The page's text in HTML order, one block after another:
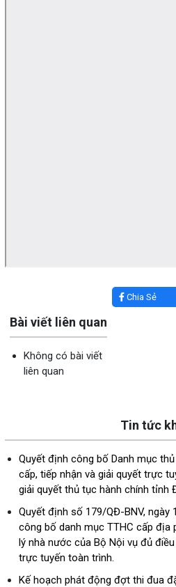
Chia Sẻ
Bài viết liên quan
Không có bài viết
liên quan
Tin tức
Quyết định công bố Danh mục
cấp, tiếp nhận và giải quyết trực
giải quyết thủ tục hành chính tỉnh
Quyết định số 179/QĐ-BNV, ngày
công bố danh mục TTHC cấp địa
lý nhà nước của Bộ Nội vụ đủ
trực tuyến toàn trình.
Kế hoạch phát động đợt thi đua